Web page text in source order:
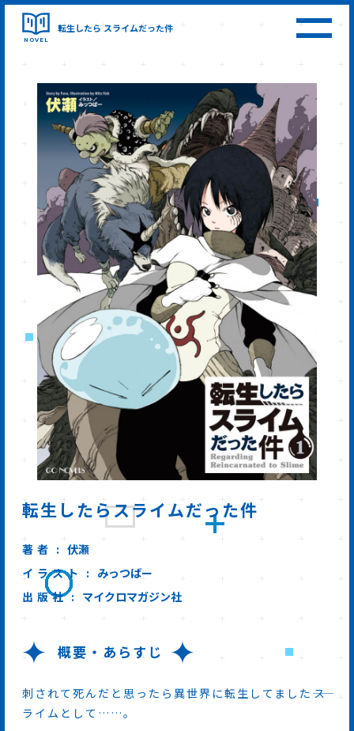
NOVEL
転生したら スライムだった件
転生したらスライムだった件
著者
伏瀬
イラスト
みっつばー
出版社
マイクロマガジン社
概要・あらすじ
刺されて死んだと思ったら異世界に転生してました――ス
ライムとして……。